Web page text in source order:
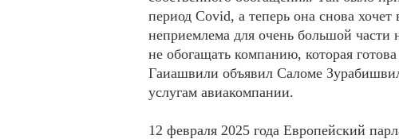
период Covid, а теперь она снова хочет
неприемлема для очень большой части
не обогащать компанию, которая
Гаиашвили объявил Саломе
услугам авиакомпании.
12 февраля 2025 года Европейский